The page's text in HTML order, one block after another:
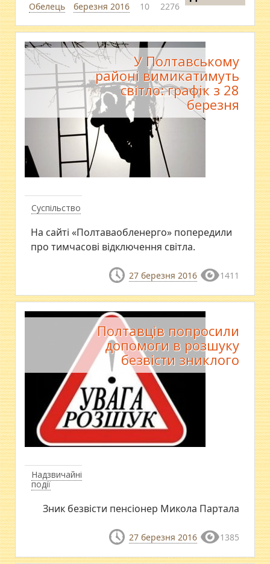
Обелець березня 2016 10 2276
Суспільство
У Полтавському
районі вимикатимуть
світло: графік з 28
березня
На сайті «Полтаваобленерго» попередили
про тимчасові відключення світла.
27 березня 2016 1411
Надзвичайні
події
Полтавців попросили
допомоги в розшуку
безвісти зниклого
Зник безвісти пенсіонер Микола Партала
27 березня 2016 1385